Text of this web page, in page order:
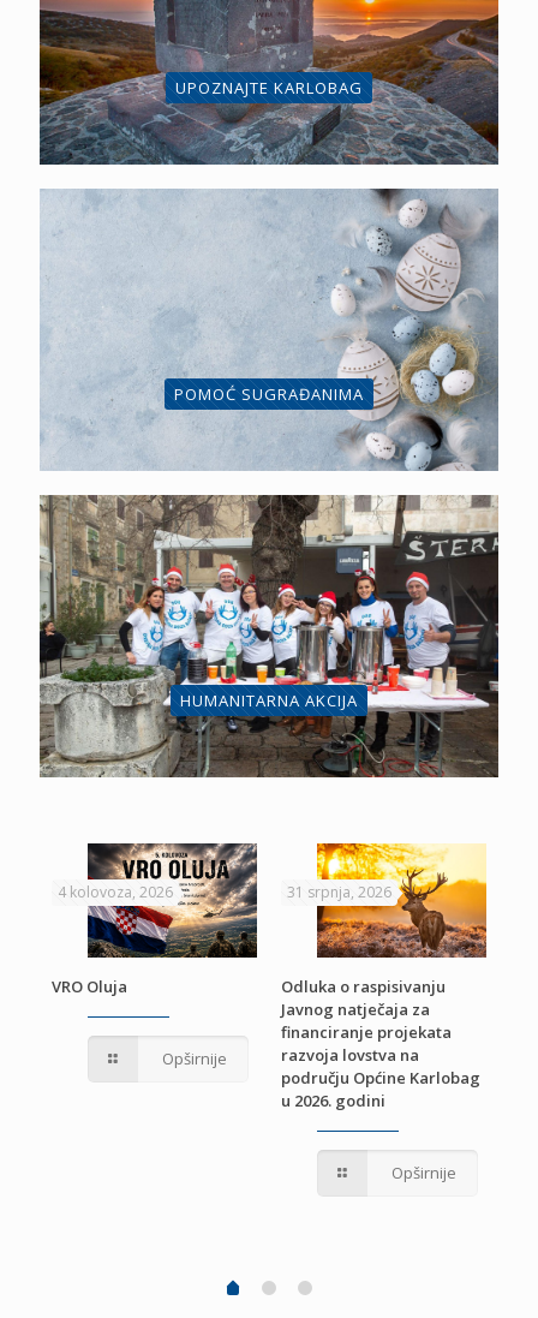
UPOZNAJTE KARLOBAG
POMOĆ SUGRAĐANIMA
HUMANITARNA AKCIJA
4 kolovoza, 2026
VRO Oluja
Opširnije
31 srpnja, 2026
Odluka o raspisivanju
Javnog natječaja za
financiranje projekata
razvoja lovstva na
području Općine Karlobag
u 2026. godini
Opširnije